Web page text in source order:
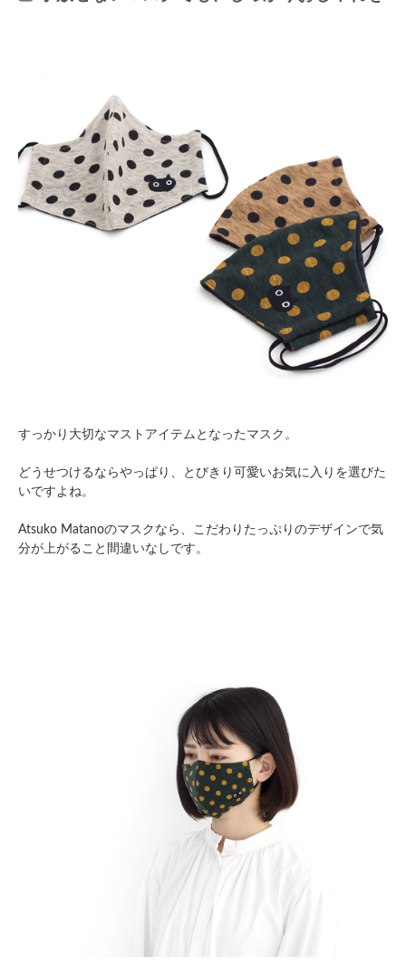
すっかり大切なマストアイテムとなったマスク。
どうせつけるならやっぱり、とびきり可愛いお気に入りを選びた
いですよね。
Atsuko Matanoのマスクなら、こだわりたっぷりのデザインで気
分が上がること間違いなしです。